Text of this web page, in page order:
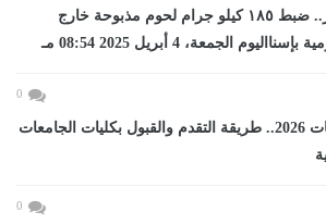
بيطرى الأقصر.. ضبط ١٨٥ كيلو جرام لحوم مذبوحة خارج
الجمعة، 4 أبريل 2025 08:54 مـ
0
تنسيق الجامعات 2026.. طريقة التقدم والقبول بكليات الجامعات
0